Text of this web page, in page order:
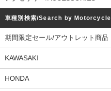
車種別検索/Search by Motorcycle
期間限定セール/アウトレット商品
KAWASAKI
HONDA